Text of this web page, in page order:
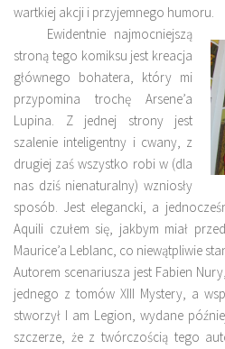
wartkiej akcji i przyjemnego humoru.
Ewidentnie najmocniejszą
stroną tego komiksu jest kreacja
głównego bohatera, który mi
przypomina trochę Arsene’a
Lupina. Z jednej strony jest
szalenie inteligentny i cwany, z
drugiej zaś wszystko robi w (dla
nas dziś nienaturalny) wzniosły
sposób. Jest elegancki, a
Aquili czułem się, jakbym miał
Maurice’a Leblanc, co niewątpliwie
Autorem scenariusza jest Fabien
jednego z tomów XIII Mystery, a
stworzył I am Legion, wydane
szczerze, że z twórczością tego